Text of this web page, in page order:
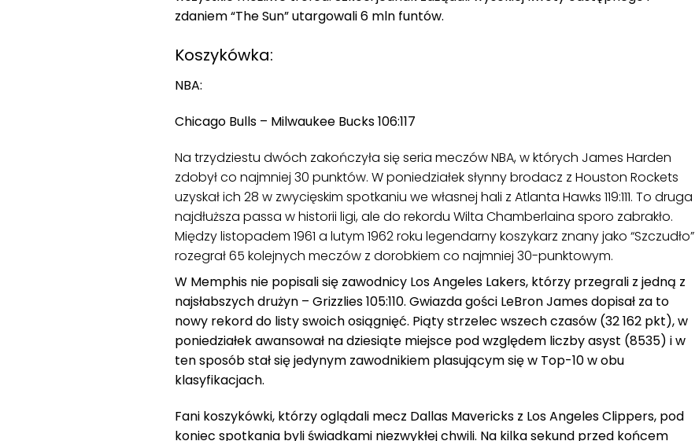
zdaniem “The Sun” utargowali 6 mln funtów.
Koszykówka:
NBA:
Chicago Bulls – Milwaukee Bucks 106:117
Na trzydziestu dwóch zakończyła się seria meczów NBA, w których James Harden
zdobył co najmniej 30 punktów. W poniedziałek słynny brodacz z Houston Rockets
uzyskał ich 28 w zwycięskim spotkaniu we własnej hali z Atlanta Hawks 119:111. To druga
najdłuższa passa w historii ligi, ale do rekordu Wilta Chamberlaina sporo zabrakło.
Między listopadem 1961 a lutym 1962 roku legendarny koszykarz znany jako “Szczudło”
rozegrał 65 kolejnych meczów z dorobkiem co najmniej 30-punktowym.
W Memphis nie popisali się zawodnicy Los Angeles Lakers, którzy przegrali z jedną z
najsłabszych drużyn – Grizzlies 105:110. Gwiazda gości LeBron James dopisał za to
nowy rekord do listy swoich osiągnięć. Piąty strzelec wszech czasów (32 162 pkt), w
poniedziałek awansował na dziesiąte miejsce pod względem liczby asyst (8535) i w
ten sposób stał się jedynym zawodnikiem plasującym się w Top-10 w obu
klasyfikacjach.
Fani koszykówki, którzy oglądali mecz Dallas Mavericks z Los Angeles Clippers, pod
koniec spotkania byli świadkami niezwykłej chwili. Na kilka sekund przed końcem